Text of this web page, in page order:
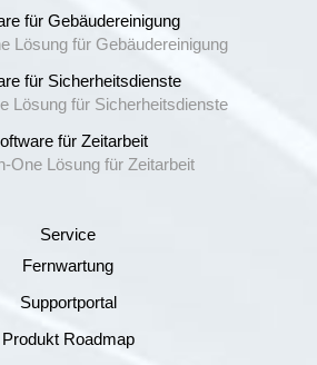
für Gebäudereinigung
Lösung für Gebäudereinigung
für Sicherheitsdienste
Lösung für Sicherheitsdienste
für Zeitarbeit
One Lösung für Zeitarbeit
Service
Fernwartung
Supportportal
Produkt Roadmap